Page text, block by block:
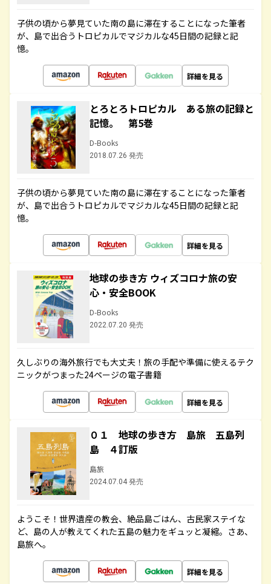
子供の頃から夢見ていた南の島に滞在することになった筆者
が、島で出合うトロピカルでマジカルな45日間の記録と記
憶。
詳細を見る
とろとろトロピカル ある旅の記録と
記憶。 第5巻
D-Books
2018.07.26 発売
子供の頃から夢見ていた南の島に滞在することになった筆者
が、島で出合うトロピカルでマジカルな45日間の記録と記
憶。
詳細を見る
地球の歩き方 ウィズコロナ旅の安
心・安全BOOK
D-Books
2022.07.20 発売
久しぶりの海外旅行でも大丈夫！旅の手配や準備に使えるテク
ニックがつまった24ページの電子書籍
詳細を見る
０１ 地球の歩き方 島旅 五島列
島 ４訂版
島旅
2024.07.04 発売
ようこそ！世界遺産の教会、絶品島ごはん、古民家ステイな
ど、島の人が教えてくれた五島の魅力をギュッと凝縮。さあ、
島旅へ。
詳細を見る